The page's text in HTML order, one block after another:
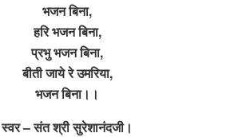
भजन बिना,
हरि भजन बिना,
प्रभु भजन बिना,
बीती जाये रे उमरिया,
भजन बिना।।
स्वर – संत श्री सुरेशानंदजी।